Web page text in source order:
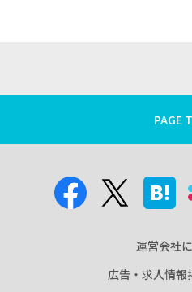
PAGE
運営会社
広告・求人情報